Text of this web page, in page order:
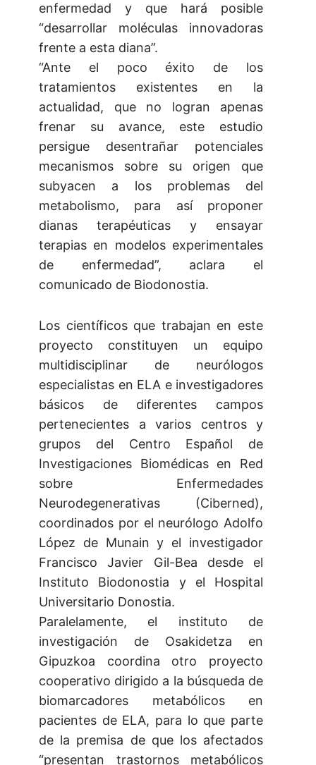
enfermedad y que hará posible
“desarrollar moléculas innovadoras
frente a esta diana”.
“Ante el poco éxito de los
tratamientos existentes en la
actualidad, que no logran apenas
frenar su avance, este estudio
persigue desentrañar potenciales
mecanismos sobre su origen que
subyacen a los problemas del
metabolismo, para así proponer
dianas terapéuticas y ensayar
terapias en modelos experimentales
de enfermedad”, aclara el
comunicado de Biodonostia.
Los científicos que trabajan en este
proyecto constituyen un equipo
multidisciplinar de neurólogos
especialistas en ELA e investigadores
básicos de diferentes campos
pertenecientes a varios centros y
grupos del Centro Español de
Investigaciones Biomédicas en Red
sobre Enfermedades
Neurodegenerativas (Ciberned),
coordinados por el neurólogo Adolfo
López de Munain y el investigador
Francisco Javier Gil-Bea desde el
Instituto Biodonostia y el Hospital
Universitario Donostia.
Paralelamente, el instituto de
investigación de Osakidetza en
Gipuzkoa coordina otro proyecto
cooperativo dirigido a la búsqueda de
biomarcadores metabólicos en
pacientes de ELA, para lo que parte
de la premisa de que los afectados
“presentan trastornos metabólicos